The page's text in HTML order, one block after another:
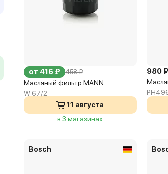
от 416 ₽ 458 ₽
Масляный фильтр MANN
W 67/2
11 августа
в 3 магазинах
980 ₽
Bosch